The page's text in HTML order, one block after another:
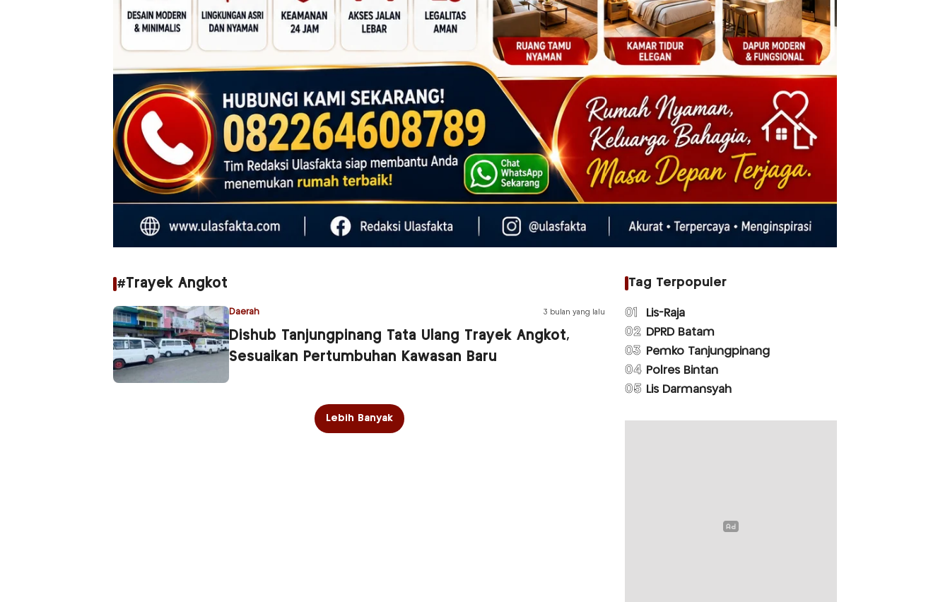
#Trayek Angkot
Daerah 3 bulan yang lalu
Dishub Tanjungpinang Tata Ulang Trayek Angkot,
Sesuaikan Pertumbuhan Kawasan Baru
Lebih Banyak
Tag Terpopuler
01 Lis-Raja
02 DPRD Batam
03 Pemko Tanjungpinang
04 Polres Bintan
05 Lis Darmansyah